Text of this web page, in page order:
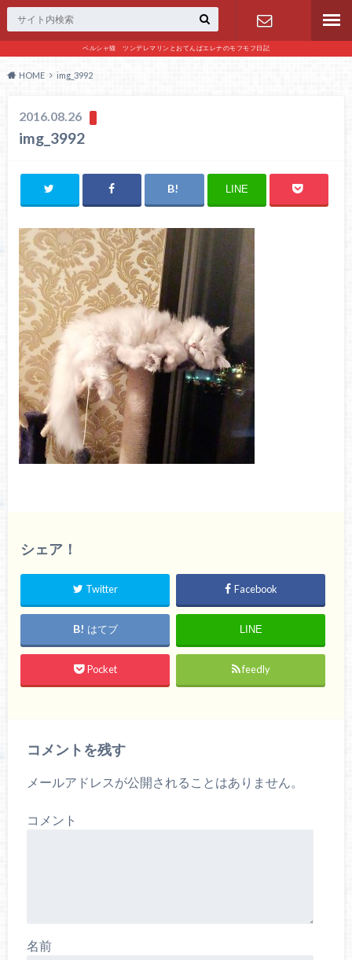
ペルシャ猫 ツンデレマリンとおてんばエレナのモフモフ日記
お問い合わ
HOME img_3992
2016.08.26
img_3992
LINE
シェア！
Twitter Facebook
はてブ LINE
Pocket feedly
コメントを残す
メールアドレスが公開されることはありません。
コメント
名前